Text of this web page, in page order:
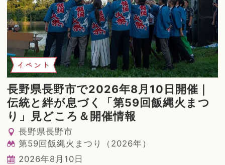
イベント
長野県長野市で2026年8月10日開催｜
伝統と絆が息づく「第59回飯縄火まつ
り」見どころ＆開催情報
長野県長野市
第59回飯縄火まつり（2026年）
2026年8月10日